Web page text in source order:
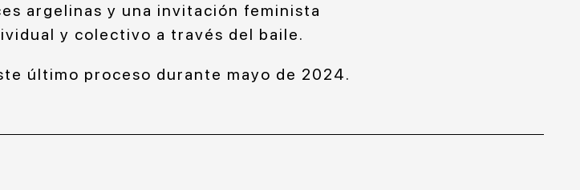
argelinas y una invitación feminista
y colectivo a través del baile.
último proceso durante mayo de 2024.